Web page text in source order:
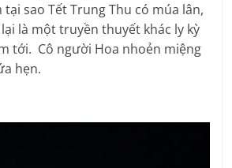
sao Tết Trung Thu có múa lân,
là một truyền thuyết khác ly kỳ
tới. Cô người Hoa nhoẻn miệng
hẹn.